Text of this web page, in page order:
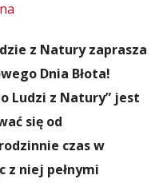
z Natury zaprasza
Dnia Błota!
Ludzi z Natury” jest
się od
czas w
z niej pełnymi